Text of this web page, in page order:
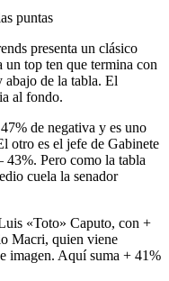
puntas
presenta un clásico
un top ten que termina con
de la tabla. El
al fondo.
de negativa y es uno
otro es el jefe de Gabinete
Pero como la tabla
cuela la senador
«Toto» Caputo, con +
Macri, quien viene
imagen. Aquí suma + 41%